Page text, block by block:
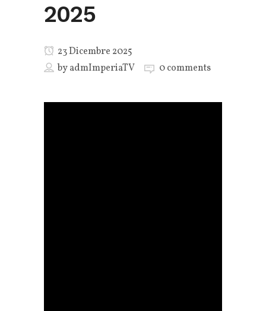
2025
23 Dicembre 2025
byadmImperiaTV 0 comments